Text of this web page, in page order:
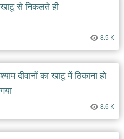
खाटू से निकलते ही
8.5 K
श्याम दीवानों का खाटू में ठिकाना हो
गया
8.6 K